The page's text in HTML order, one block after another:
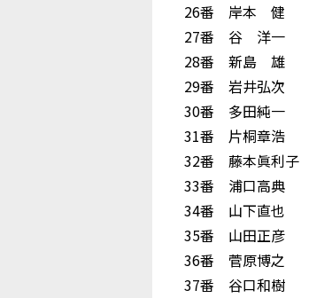
26番 岸本 健
27番 谷 洋一
28番 新島 雄
29番 岩井弘次
30番 多田純一
31番 片桐章浩
32番 藤本眞利子
33番 浦口高典
34番 山下直也
35番 山田正彦
36番 菅原博之
37番 谷口和樹